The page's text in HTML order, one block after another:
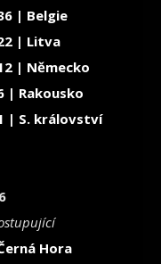
| Belgie
| Litva
| Německo
| Rakousko
| S. království
Hora